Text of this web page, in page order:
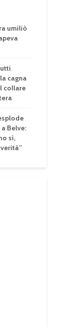
umiliò
cagna
collare
Belve:
sì,